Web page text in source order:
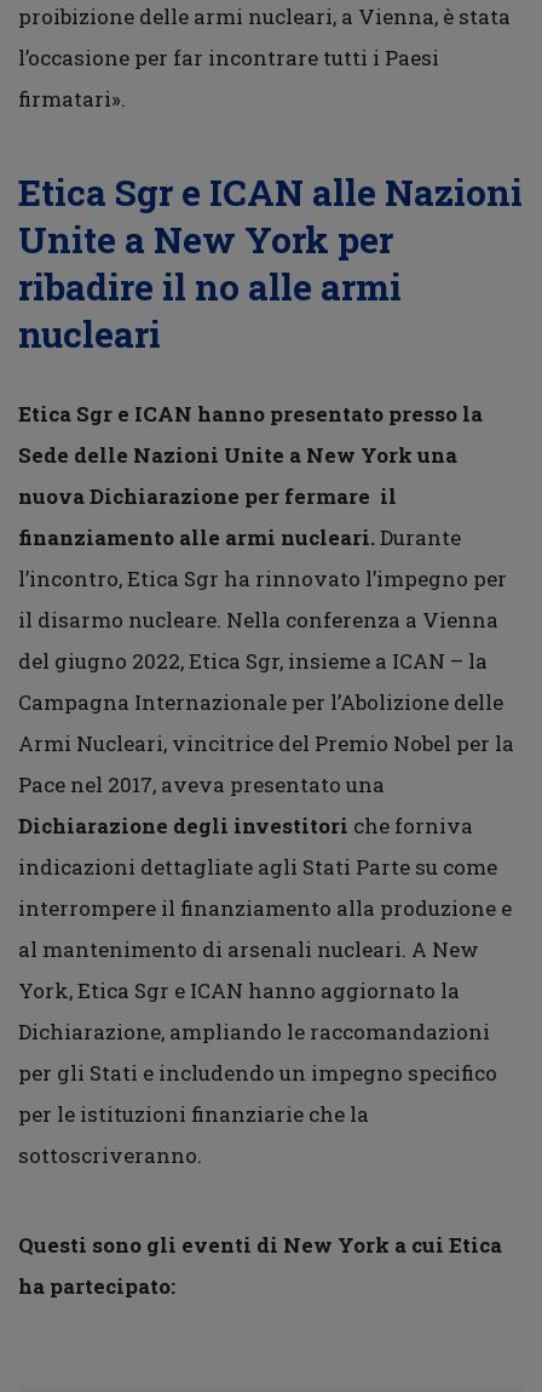
proibizione delle armi nucleari, a Vienna, è stata
l’occasione per far incontrare tutti i Paesi
firmatari».
Etica Sgr e ICAN alle Nazioni
Unite a New York per
ribadire il no alle armi
nucleari
Etica Sgr e ICAN hanno presentato presso la
Sede delle Nazioni Unite a New York una
nuova Dichiarazione per fermare il
finanziamento alle armi nucleari.Durante
l’incontro, Etica Sgr ha rinnovato l’impegno per
il disarmo nucleare. Nella conferenza a Vienna
del giugno 2022, Etica Sgr, insieme a ICAN – la
Campagna Internazionale per l’Abolizione delle
Armi Nucleari, vincitrice del Premio Nobel per la
Pace nel 2017, aveva presentato una
Dichiarazione degli investitori che forniva
indicazioni dettagliate agli Stati Parte su come
interrompere il finanziamento alla produzione e
al mantenimento di arsenali nucleari. A New
York, Etica Sgr e ICAN hanno aggiornato la
Dichiarazione, ampliando le raccomandazioni
per gli Stati e includendo un impegno specifico
per le istituzioni finanziarie che la
sottoscriveranno.
Questi sono gli eventi di New York a cui Etica
ha partecipato: